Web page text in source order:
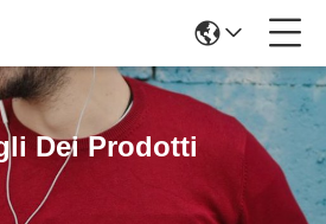
Dei Prodotti